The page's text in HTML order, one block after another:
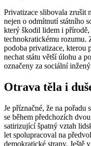
Privatizace slibovala zrušit
nejen o odmítnutí státního
který škodil lidem i přírodě,
technokratickému rozumu.
podoba privatizace, kterou
nechat státu větší úlohu a
označeny za sociální
Otrava těla i
Je příznačné, že na
se během předchozích
satirizující špatný vztah
let spolupracoval na
demokratické strany. Ještě